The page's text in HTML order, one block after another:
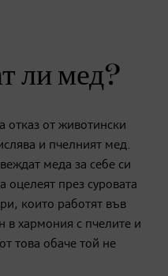
ли мед?
отказ от животински
и пчелният мед.
меда за себе си
оцелеят през суровата
които работят във
в хармония с пчелите и
това обаче той не